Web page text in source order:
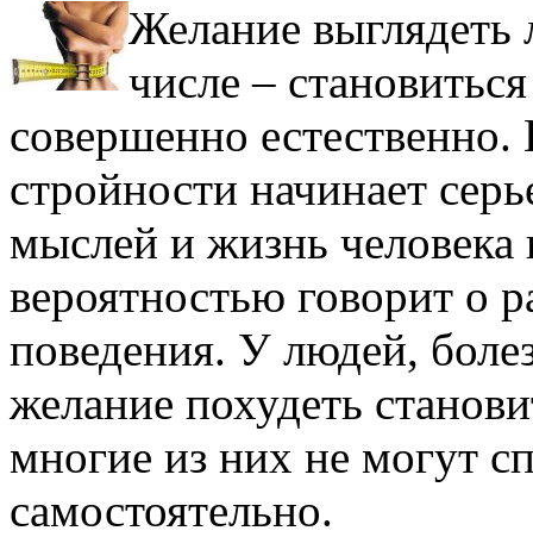
Желание выглядеть
числе –
совершенно
стройности начинает
мыслей и жизнь
вероятностью говорит о
поведения. У людей,
желание похудеть
многие из них не могут
самостоятельно.